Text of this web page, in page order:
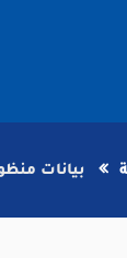
بيانات